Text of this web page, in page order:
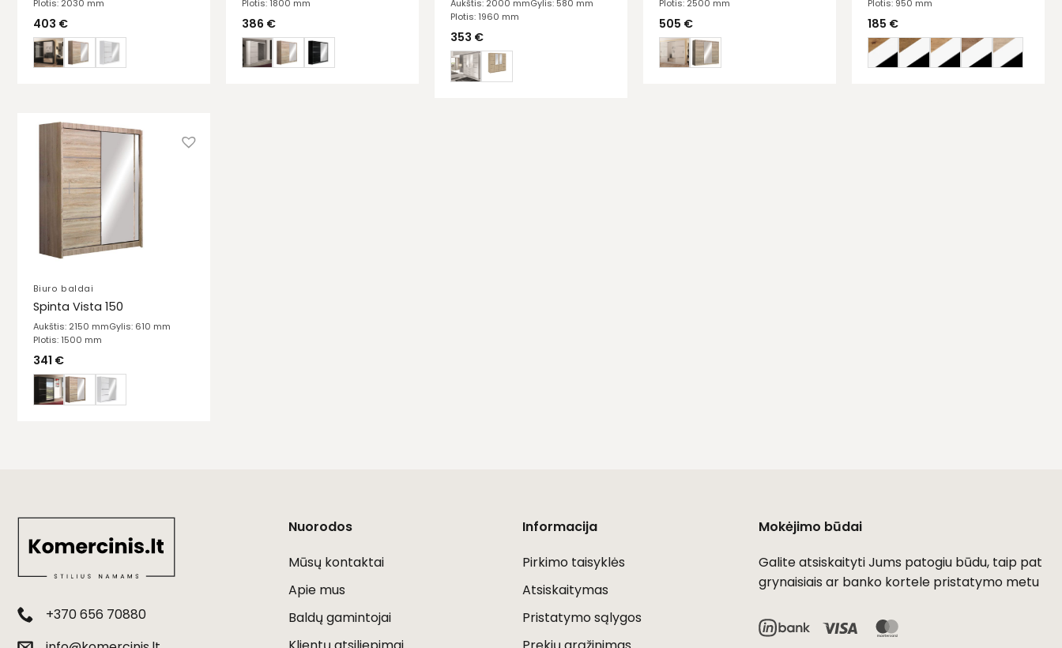
Plotis: 2030 mm
403 €
Plotis: 1800 mm
386 €
Aukštis: 2000 mmGylis: 580 mm
Plotis: 1960 mm
353 €
Plotis: 2500 mm
505 €
Plotis: 950 mm
185 €
Biuro baldai
Spinta Vista 150
Aukštis: 2150 mmGylis: 610 mm
Plotis: 1500 mm
341 €
+370 656 70880
Nuorodos
Mūsų kontaktai
Apie mus
Baldų gamintojai
Informacija
Pirkimo taisyklės
Atsiskaitymas
Pristatymo sąlygos
Mokėjimo būdai
Galite atsiskaityti Jums patogiu būdu, taip pat
grynaisiais ar banko kortele pristatymo metu
Visa